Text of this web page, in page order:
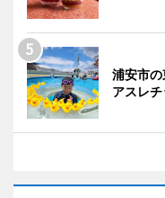
浦安市
アスレ